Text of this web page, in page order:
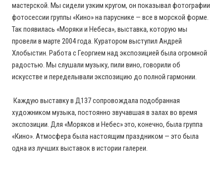
мастерской. Мы сидели узким кругом, он показывал фотографии
фотосессии группы «Кино» на паруснике — все в морской форме.
Так появилась «Моряки и Небеса», выставка, которую мы
провели в марте 2004 года. Куратором выступил Андрей
Хлобыстин. Работа с Георгием над экспозицией была огромной
радостью. Мы слушали музыку, пили вино, говорили об
искусстве и переделывали экспозицию до полной гармонии.
Каждую выставку в Д137 сопровождала подобранная
художником музыка, постоянно звучавшая в залах во время
экспозиции. Для «Моряков и Небес» это, конечно, была группа
«Кино». Атмосфера была настоящим праздником — это была
одна из лучших выставок в истории галереи.